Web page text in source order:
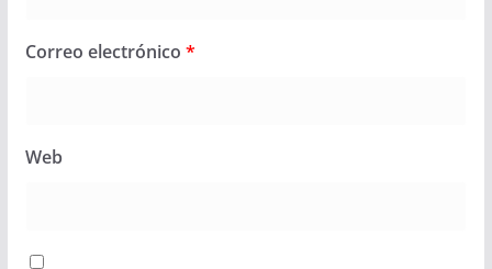
Correo electrónico *
Web